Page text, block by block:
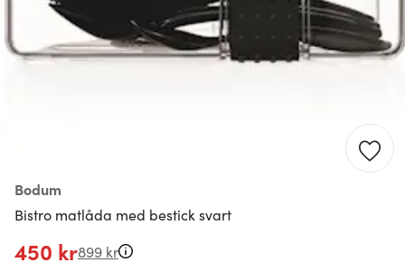
Bodum
Bistro matlåda med bestick svart
450 kr899 kr